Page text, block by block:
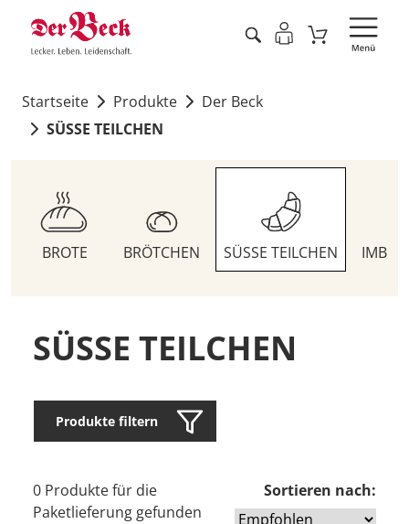
Startseite Produkte
Der Beck
SÜSSE TEILCHEN
BROTE BRÖTCHEN SÜSSE TEILCHEN
SÜSSE TEILCHEN
Produkte filtern
0 Produkte für die
Paketlieferung gefunden
Sortieren nach: